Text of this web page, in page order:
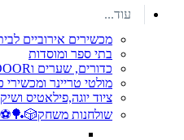
עוד...
מכשירים אירוביים
בתי ספר ומוסדות
כדורים, שערים וOUTDOOR
מולטי טריינר ומכשירי
ציוד יוגה,פילאטיס
שולחנות